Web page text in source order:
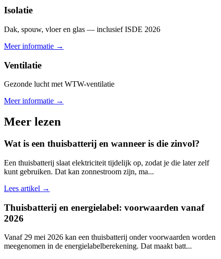
Isolatie
Dak, spouw, vloer en glas — inclusief ISDE 2026
Meer informatie →
Ventilatie
Gezonde lucht met WTW-ventilatie
Meer informatie →
Meer lezen
Wat is een thuisbatterij en wanneer is die zinvol?
Een thuisbatterij slaat elektriciteit tijdelijk op, zodat je die later zelf
kunt gebruiken. Dat kan zonnestroom zijn, ma...
Lees artikel →
Thuisbatterij en energielabel: voorwaarden vanaf
2026
Vanaf 29 mei 2026 kan een thuisbatterij onder voorwaarden worden
meegenomen in de energielabelberekening. Dat maakt batt...